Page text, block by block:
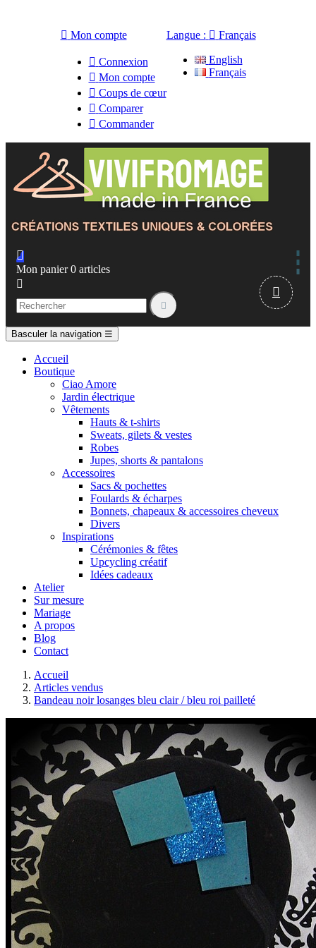
 Mon compte
 Connexion
 Mon compte
 Coups de cœur
 Comparer
 Commander
Langue :  Français
English
Français

Mon panier 0 articles



Basculer la navigation ☰
Accueil
Boutique
Ciao Amore
Jardin électrique
Vêtements
Hauts & t-shirts
Sweats, gilets & vestes
Robes
Jupes, shorts & pantalons
Accessoires
Sacs & pochettes
Foulards & écharpes
Bonnets, chapeaux & accessoires cheveux
Divers
Inspirations
Cérémonies & fêtes
Upcycling créatif
Idées cadeaux
Atelier
Sur mesure
Mariage
A propos
Blog
Contact
Accueil
Articles vendus
Bandeau noir losanges bleu clair / bleu roi pailleté